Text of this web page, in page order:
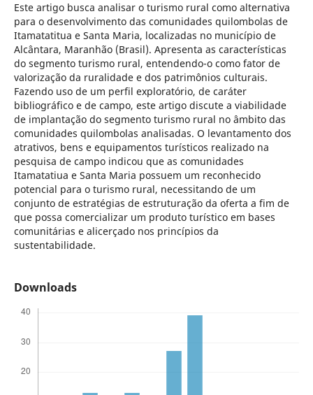
Este artigo busca analisar o turismo rural como alternativa
para o desenvolvimento das comunidades quilombolas de
Itamatatitua e Santa Maria, localizadas no município de
Alcântara, Maranhão (Brasil). Apresenta as características
do segmento turismo rural, entendendo-o como fator de
valorização da ruralidade e dos patrimônios culturais.
Fazendo uso de um perfil exploratório, de caráter
bibliográfico e de campo, este artigo discute a viabilidade
de implantação do segmento turismo rural no âmbito das
comunidades quilombolas analisadas. O levantamento dos
atrativos, bens e equipamentos turísticos realizado na
pesquisa de campo indicou que as comunidades
Itamatatiua e Santa Maria possuem um reconhecido
potencial para o turismo rural, necessitando de um
conjunto de estratégias de estruturação da oferta a fim de
que possa comercializar um produto turístico em bases
comunitárias e alicerçado nos princípios da
sustentabilidade.
Downloads